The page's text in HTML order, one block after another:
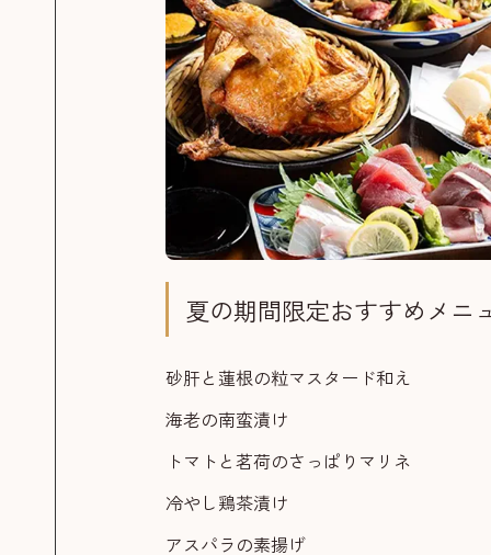
夏の期間限定おすすめメニ
砂肝と蓮根の粒マスタード和え
海老の南蛮漬け
トマトと茗荷のさっぱりマリネ
冷やし鶏茶漬け
アスパラの素揚げ